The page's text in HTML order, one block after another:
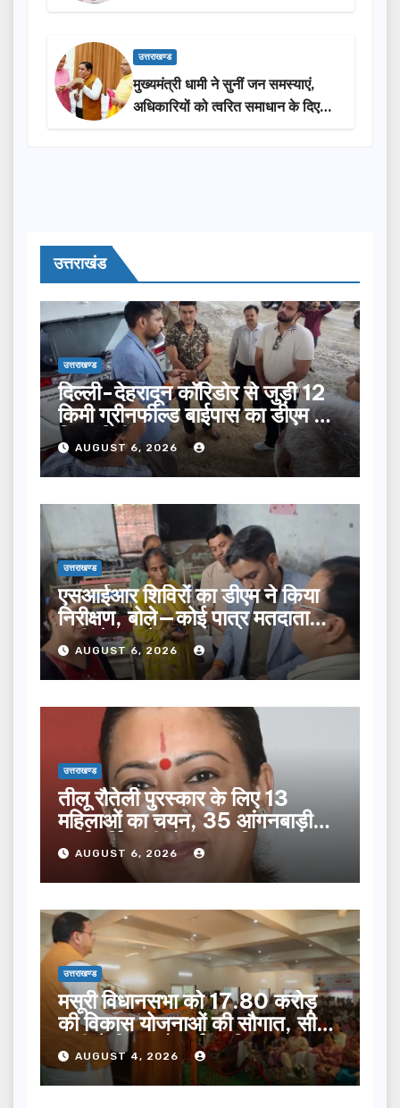
सराहना…
उत्तराखण्ड
मुख्यमंत्री धामी ने सुनीं जन समस्याएं,
अधिकारियों को त्वरित समाधान के दिए
निर्देश
उत्तराखंड
उत्तराखण्ड
दिल्ली-देहरादून कॉरिडोर से जुड़ी 12
किमी ग्रीनफील्ड बाईपास का डीएम ने
किया निरीक्षण…
AUGUST 6, 2026
उत्तराखण्ड
एसआईआर शिविरों का डीएम ने किया
निरीक्षण, बोले—कोई पात्र मतदाता
सूची से न छूटे…
AUGUST 6, 2026
उत्तराखण्ड
तीलू रौतेली पुरस्कार के लिए 13
महिलाओं का चयन, 35 आंगनबाड़ी
कार्यकर्तियां भी होंगी सम्मानित…
AUGUST 6, 2026
उत्तराखण्ड
मसूरी विधानसभा को 17.80 करोड़
की विकास योजनाओं की सौगात, सीएम
धामी ने किया लोकार्पण-शिलान्यास.
AUGUST 4, 2026